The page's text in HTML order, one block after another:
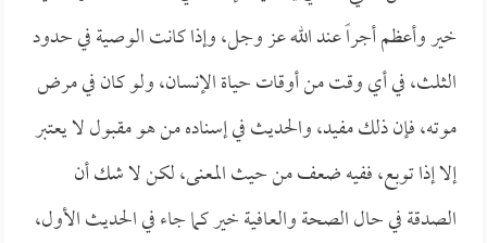
خير وأعظم أجراً عند الله عز وجل، وإذا كانت الوصية في حدود
الثلث، في أي وقت من أوقات حياة الإنسان، ولو كان في مرض
موته، فإن ذلك مفيد، والحديث في إسناده من هو مقبول لا يعتبر
إلا إذا توبع، ففيه ضعف من حيث المعنى، لكن لا شك أن
الصدقة في حال الصحة والعافية خير كما جاء في الحديث الأول،